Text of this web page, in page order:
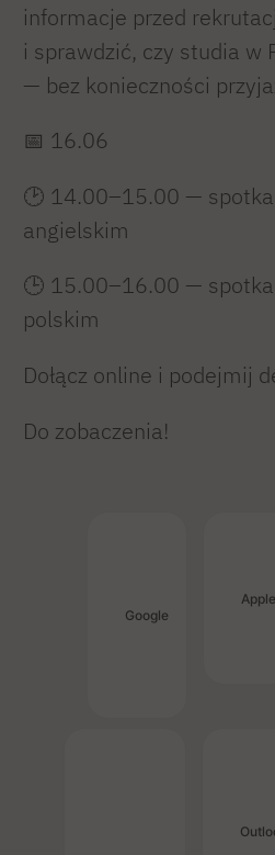
informacje przed
i sprawdzić, czy studia w
— bez konieczności
📅 16.06
🕑 14.00–15.00 —
angielskim
🕒 15.00–16.00 —
polskim
Dołącz online i podejmij
Do zobaczenia!
Google
Apple